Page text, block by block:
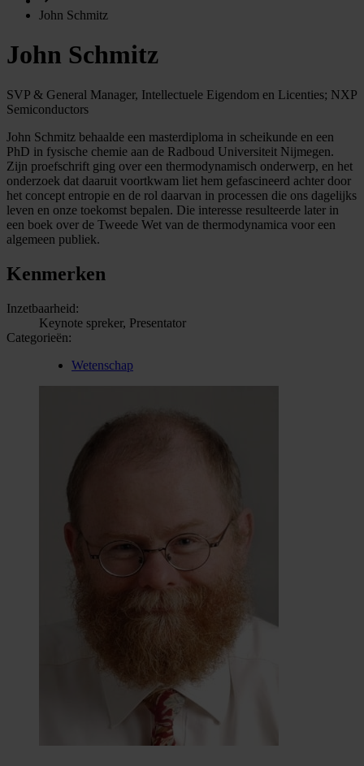
John Schmitz
John Schmitz
SVP & General Manager, Intellectuele Eigendom en Licenties; NXP
Semiconductors
John Schmitz behaalde een masterdiploma in scheikunde en een
PhD in fysische chemie aan de Radboud Universiteit Nijmegen.
Zijn proefschrift ging over een thermodynamisch onderwerp, en het
onderzoek dat daaruit voortkwam liet hem gefascineerd achter door
het concept entropie en de rol daarvan in processen die ons dagelijks
leven en onze toekomst bepalen. Die interesse resulteerde later in
een boek over de Tweede Wet van de thermodynamica voor een
algemeen publiek.
Kenmerken
Inzetbaarheid:
Keynote spreker, Presentator
Categorieën:
Wetenschap